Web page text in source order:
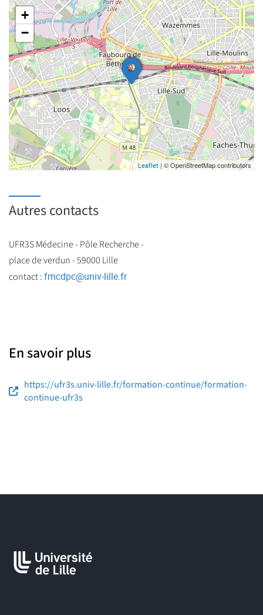
+
−
Leaflet | © OpenStreetMap contributors
Autres contacts
UFR3S Médecine - Pôle Recherche -
place de verdun - 59000 Lille
contact :fmcdpc@univ-lille.fr
En savoir plus
https://ufr3s.univ-lille.fr/formation-continue/formation-
continue-ufr3s